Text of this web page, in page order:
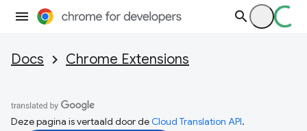
Docs Chrome Extensions
Deze pagina is vertaald door deCloud Translation API.